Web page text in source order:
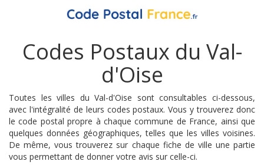
Codes Postaux du Val-
d'Oise
Toutes les villes du Val-d'Oise sont consultables ci-dessous,
avec l'intégralité de leurs codes postaux. Vous y trouverez donc
le code postal propre à chaque commune de France, ainsi que
quelques données géographiques, telles que les villes voisines.
De même, vous trouverez sur chaque fiche de ville une partie
vous permettant de donner votre avis sur celle-ci.